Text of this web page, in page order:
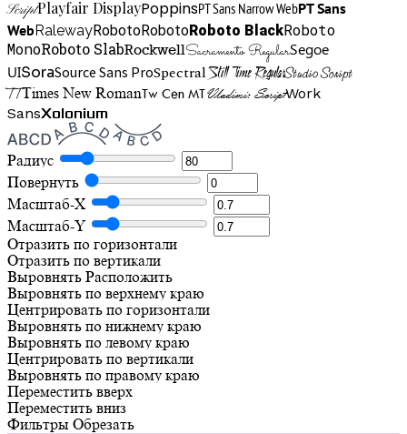
ScriptPlayfair DisplayPoppinsPT Sans Narrow WebPT Sans
WebRalewayRobotoRobotoRoboto BlackRoboto
MonoRoboto SlabRockwellSacramento RegularSegoe
UISoraSource Sans ProSpectralStill Time RegularStudio Script
TTTimes New RomanTw Cen MTVladimir ScriptWork
SansXolonium
Радиус
Повернуть
Масштаб-X
Масштаб-Y
Отразить по горизонтали
Отразить по вертикали
Выровнять Расположить
Выровнять по верхнему краю
Центрировать по горизонтали
Выровнять по нижнему краю
Выровнять по левому краю
Центрировать по вертикали
Выровнять по правому краю
Переместить вверх
Переместить вниз
Фильтры Обрезать